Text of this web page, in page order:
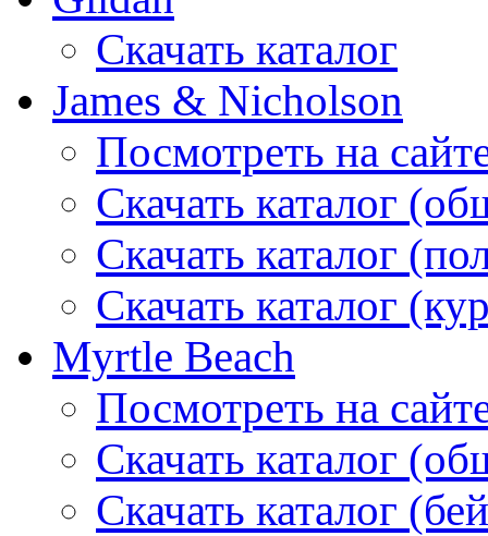
Скачать каталог
James & Nicholson
Посмотреть на
Скачать каталог
Скачать каталог
Скачать каталог
Myrtle Beach
Посмотреть на
Скачать каталог
Скачать каталог